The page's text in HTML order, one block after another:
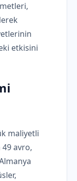
etkisini
maliyetli
avro,